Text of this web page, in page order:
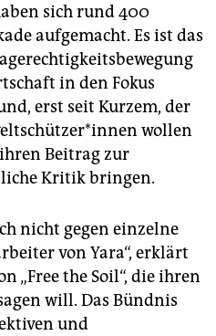
sich rund 400
aufgemacht. Es ist das
in den Fokus
erst seit Kurzem, der
­wollen
Beitrag zur
Kritik bringen.
nicht gegen einzelne
von Yara“, erklärt
„Free the Soil“, die ihren
will. Das Bündnis
und